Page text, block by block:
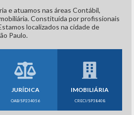
e atuamos nas áreas Contábil,
Constituída por profissionais
localizados na cidade de
Paulo.
JURÍDICA
OAB/SP234056
IMOBILIÁRIA
CRECI/SP38408